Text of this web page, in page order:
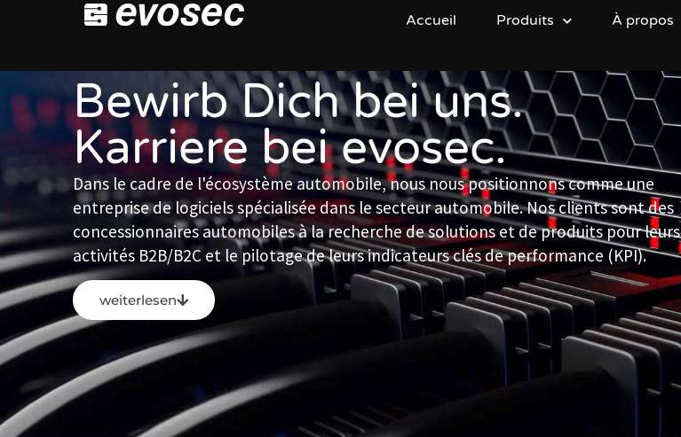
Accueil Produits À propos
Bewirb Dich bei uns.
Karriere bei evosec.
Dans le cadre de l'écosystème automobile, nous nous positionnons comme une
entreprise de logiciels spécialisée dans le secteur automobile. Nos clients sont des
concessionnaires automobiles à la recherche de solutions et de produits pour leurs
activités B2B/B2C et le pilotage de leurs indicateurs clés de performance (KPI).
weiterlesen